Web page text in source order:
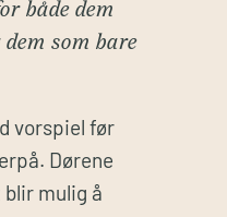
både dem
som bare
vorspiel før
Dørene
blir mulig å